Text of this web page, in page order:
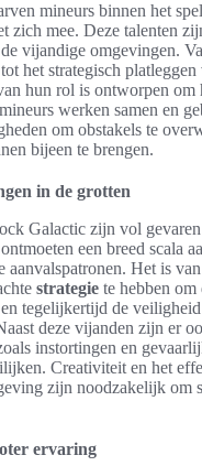
mineurs binnen het
zich mee. Deze talenten
vijandige omgevingen.
het strategisch platleggen
hun rol is ontworpen om
werken samen en
om obstakels te
bijeen te brengen.
in de grotten
Galactic zijn vol gevaren
een breed scala
aanvalspatronen. Het is
strategie te hebben om
tegelijkertijd de
deze vijanden zijn er
instortingen en
Creativiteit en het
zijn noodzakelijk om
ervaring